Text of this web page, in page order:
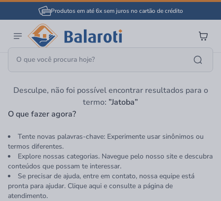
Produtos em até 6x sem juros no cartão de crédito
Página Inicial Jatoba
Desculpe, não foi possível encontrar resultados para o
termo: ”Jatoba”
O que fazer agora?
Tente novas palavras-chave: Experimente usar sinônimos ou
termos diferentes.
Explore nossas categorias. Navegue pelo nosso site e descubra
conteúdos que possam te interessar.
Se precisar de ajuda, entre em contato, nossa equipe está
pronta para ajudar. Clique aqui e consulte a página de
atendimento.